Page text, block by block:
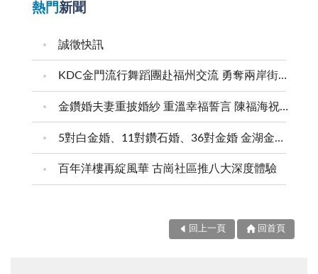
熱門新聞
誠徵快訊
KDC金門流行舞蹈團赴福州交流 勇奪兩岸街舞賽三等獎
金鑽婚夫妻重披婚紗 重溫幸福誓言 陳福海祝福牽手半世紀 情深相守成典範
5對白金婚、11對鑽石婚、36對金婚 金湖金沙夫妻共享榮耀時刻 陳福海表揚金鑽婚夫妻 向半世紀相守家庭典範致敬
百年洋樓再綻風華 古崗社區推八大深度體驗
回上一頁 回首頁